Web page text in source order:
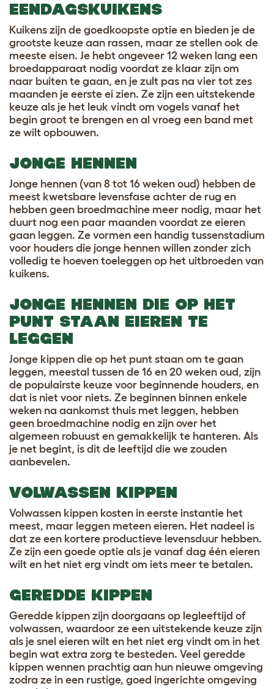
EENDAGSKUIKENS
Kuikens zijn de goedkoopste optie en bieden je de
grootste keuze aan rassen, maar ze stellen ook de
meeste eisen. Je hebt ongeveer 12 weken lang een
broedapparaat nodig voordat ze klaar zijn om
naar buiten te gaan, en je zult pas na vier tot zes
maanden je eerste ei zien. Ze zijn een uitstekende
keuze als je het leuk vindt om vogels vanaf het
begin groot te brengen en al vroeg een band met
ze wilt opbouwen.
JONGE HENNEN
Jonge hennen (van 8 tot 16 weken oud) hebben de
meest kwetsbare levensfase achter de rug en
hebben geen broedmachine meer nodig, maar het
duurt nog een paar maanden voordat ze eieren
gaan leggen. Ze vormen een handig tussenstadium
voor houders die jonge hennen willen zonder zich
volledig te hoeven toeleggen op het uitbroeden van
kuikens.
JONGE HENNEN DIE OP HET
PUNT STAAN EIEREN TE
LEGGEN
Jonge kippen die op het punt staan om te gaan
leggen, meestal tussen de 16 en 20 weken oud, zijn
de populairste keuze voor beginnende houders, en
dat is niet voor niets. Ze beginnen binnen enkele
weken na aankomst thuis met leggen, hebben
geen broedmachine nodig en zijn over het
algemeen robuust en gemakkelijk te hanteren. Als
je net begint, is dit de leeftijd die we zouden
aanbevelen.
VOLWASSEN KIPPEN
Volwassen kippen kosten in eerste instantie het
meest, maar leggen meteen eieren. Het nadeel is
dat ze een kortere productieve levensduur hebben.
Ze zijn een goede optie als je vanaf dag één eieren
wilt en het niet erg vindt om iets meer te betalen.
GEREDDE KIPPEN
Geredde kippen zijn doorgaans op legleeftijd of
volwassen, waardoor ze een uitstekende keuze zijn
als je snel eieren wilt en het niet erg vindt om in het
begin wat extra zorg te besteden. Veel geredde
kippen wennen prachtig aan hun nieuwe omgeving
zodra ze in een rustige, goed ingerichte omgeving